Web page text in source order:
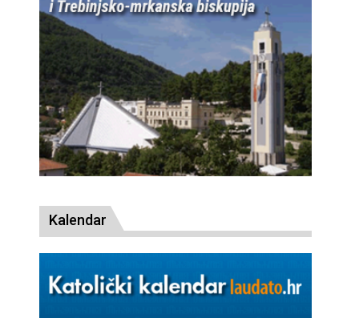
Kalendar